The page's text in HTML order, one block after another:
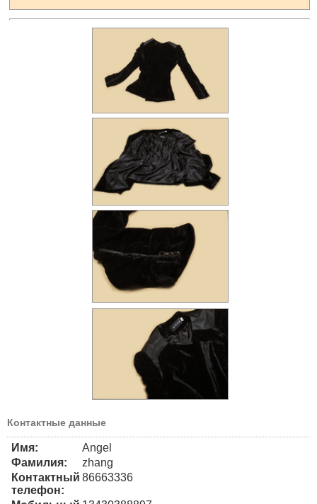
Контактные данные
Имя:
Angel
Фамилия:
zhang
Контактный
телефон:
86663336